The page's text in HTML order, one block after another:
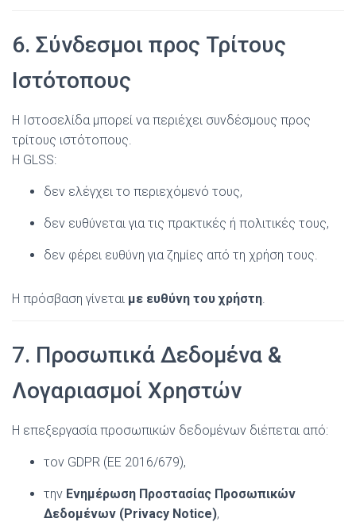
6. Σύνδεσμοι προς Τρίτους
Ιστότοπους
Η Ιστοσελίδα μπορεί να περιέχει συνδέσμους προς
τρίτους ιστότοπους.
Η GLSS:
δεν ελέγχει το περιεχόμενό τους,
δεν ευθύνεται για τις πρακτικές ή πολιτικές τους,
δεν φέρει ευθύνη για ζημίες από τη χρήση τους.
Η πρόσβαση γίνεται με ευθύνη του χρήστη.
7. Προσωπικά Δεδομένα &
Λογαριασμοί Χρηστών
Η επεξεργασία προσωπικών δεδομένων διέπεται από:
τον GDPR (ΕΕ 2016/679),
την Ενημέρωση Προστασίας Προσωπικών
Δεδομένων (Privacy Notice),